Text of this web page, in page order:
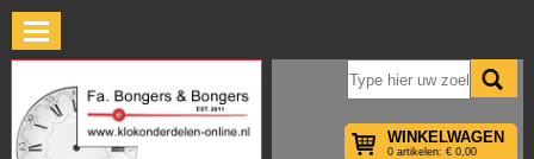
WINKELWAGEN
0 artikelen: € 0,00